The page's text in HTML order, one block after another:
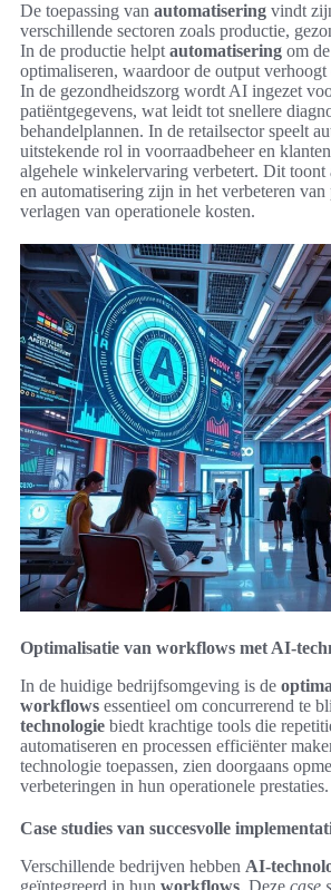
De toepassing van automatisering vindt
verschillende sectoren zoals productie,
In de productie helpt automatisering om
optimaliseren, waardoor de output verhoogt
In de gezondheidszorg wordt AI ingezet
patiëntgegevens, wat leidt tot snellere
behandelplannen. In de retailsector speelt
uitstekende rol in voorraadbeheer en
algehele winkelervaring verbetert. Dit
en automatisering zijn in het verbeteren van
verlagen van operationele kosten.
Optimalisatie van workflows met AI-
In de huidige bedrijfsomgeving is de
workflows essentieel om concurrerend te
technologie biedt krachtige tools die
automatiseren en processen efficiënter
technologie toepassen, zien doorgaans
verbeteringen in hun operationele prestaties.
Case studies van succesvolle
Verschillende bedrijven hebben AI-
geïntegreerd in hun workflows. Deze case